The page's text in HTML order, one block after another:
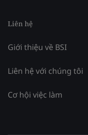
Liên hệ
Giới thiệu về BSI
Liên hệ với chúng tôi
Cơ hội việc làm